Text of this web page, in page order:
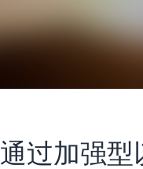
通过加强型